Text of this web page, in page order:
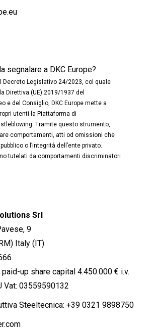
segnalare a DKC Europe?
Decreto Legislativo 24/2023, col quale
Direttiva (UE) 2019/1937 del
e del Consiglio, DKC Europe mette a
utenti la Piattaforma di
Tramite questo strumento,
comportamenti, atti od omissioni che
o l’integrità dell’ente privato.
tutelati da comportamenti discriminatori
Srl
9
Italy (IT)
up share capital 4.450.000 € i.v.
Vat: 03559590132
Steeltecnica: +39 0321 9898750